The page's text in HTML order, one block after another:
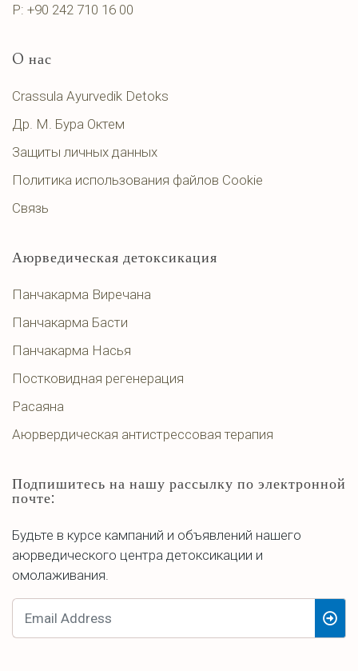
P: +90 242 710 16 00
O нас
Crassula Ayurvedik Detoks
Др. М. Бура Октем
Защиты личных данных
Политика использования файлов Cookie
Связь
Аюрведическая детоксикация
Панчакарма Виречана
Панчакарма Басти
Панчакарма Насья
Постковидная регенерация
Расаяна
Аюрвердическая антистрессовая терапия
Подпишитесь на нашу рассылку по электронной
почте:
Будьте в курсе кампаний и объявлений нашего
аюрведического центра детоксикации и
омолаживания.